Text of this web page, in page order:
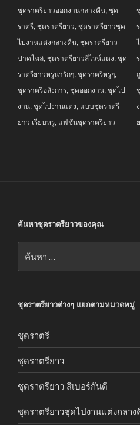
฿6,990.00.฿3,990.00.
ชุดราตรียาวออกงานกลางคืน, ชุด
ราตรี, ชุดราตรียาว, ชุดราตรียาวชุด
ไปงานแต่งกลางคืน, ชุดราตรียาว
ปาดไหล่, ชุดราตรียาวสีไวน์แดง, ชุด
ราตรียาวหรูน่ารักๆ, ชุดราตรีหรูๆ,
ชุดราตรีอลังการ, ชุดออกงาน, ชุดไป
งาน, ชุดไปงานแต่ง, แบบชุดราตรี
ยาว เรียบหรู, แฟชั่นชุดราตรียาว
ค้นหาชุดราตรียาวของคุณ
ชุดราตรียาวต่างๆ แยกตามหมวดหมู่
ชุดราตรี
ชุดราตรียาว
ชุดราตรียาว สีเบอร์กันดี
ชุดราตรียาวชุดไปงานแต่งกลาง